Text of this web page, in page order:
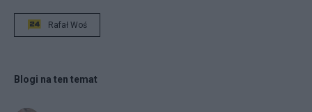
Rafał Woś
Blogi na ten temat